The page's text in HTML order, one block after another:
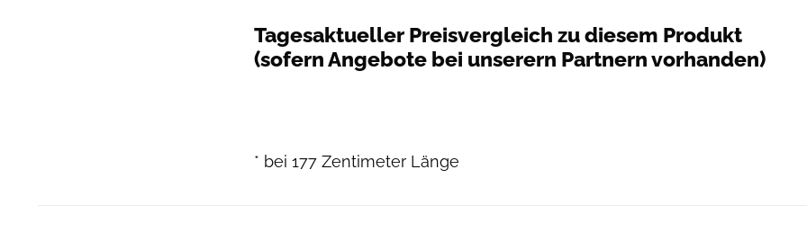
Tagesaktueller Preisvergleich zu diesem Produkt
(sofern Angebote bei unserern Partnern vorhanden)
* bei 177 Zentimeter Länge